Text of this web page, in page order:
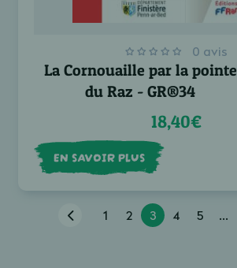
0 avis
La Cornouaille par la pointe
du Raz - GR®34
18,40€
EN SAVOIR PLUS
1 2 3 4 5 ...